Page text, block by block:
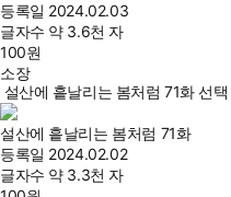
등록일 2024.02.03
글자수 약 3.6천 자
100원
소장
설산에 흩날리는 봄처럼 71화 선택
설산에 흩날리는 봄처럼 71화
등록일 2024.02.02
글자수 약 3.3천 자